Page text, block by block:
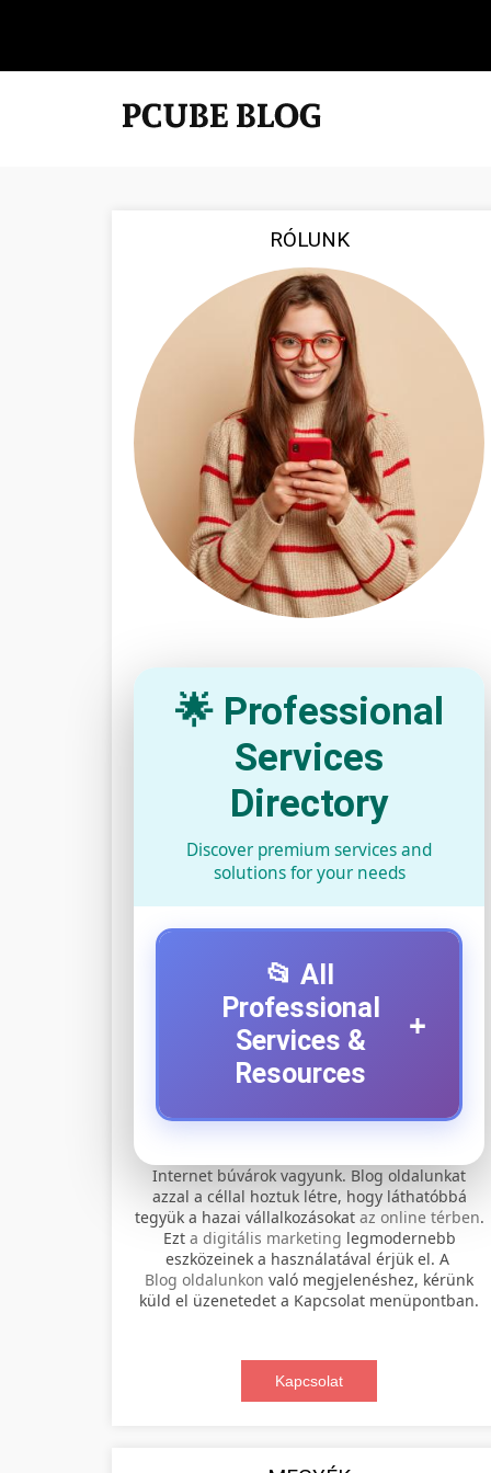
RÓLUNK
🌟 Professional
Services
Directory
Discover premium services and
solutions for your needs
📂 All
Professional
Services &
Resources
+
roller szervíz
+
Professional electric scooter repair and
maintenance services. Expert
technicians provide quality service for
all major brands and models.
scooter repair shop
📊 2. online marketing
ügynökség
+
services including SEO, social media
management, and digital advertising.
🛴 3. legjobb elektromos
Internet búvárok vagyunk. Blog oldalunkat
azzal a céllal hoztuk létre, hogy láthatóbbá
tegyük a hazai vállalkozásokat az online térben.
Ezt a digitális marketing legmodernebb
eszközeinek a használatával érjük el. A
Blog oldalunkon való megjelenéshez, kérünk
küld el üzenetedet a Kapcsolat menüpontban.
Kapcsolat